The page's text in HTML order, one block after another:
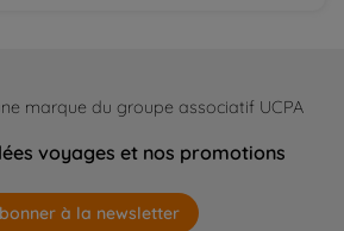
marque du groupe associatif UCPA
voyages et nos promotions
à la newsletter